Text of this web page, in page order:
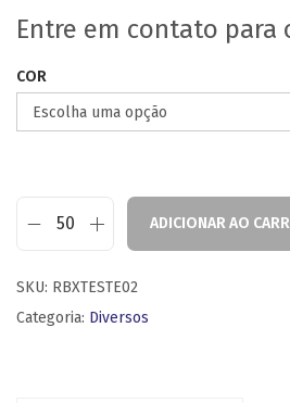
Entre em contato para
COR
ADICIONAR AO
SKU: RBXTESTE02
Categoria: Diversos